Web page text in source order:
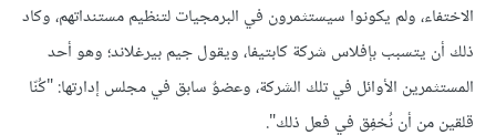
الاختفاء، ولم يكونوا سيستثمرون في البرمجيات لتنظيم مستنداتهم، وكاد
ذلك أن يتسبب بإفلاس شركة كابتيفا، ويقول جيم بيرغلاند؛ وهو أحد
المستثمرين الأوائل في تلك الشركة، وعضوٌ سابق في مجلس إدارتها: "كُنّا
قلقين من أن نُخفِق في فعل ذلك".